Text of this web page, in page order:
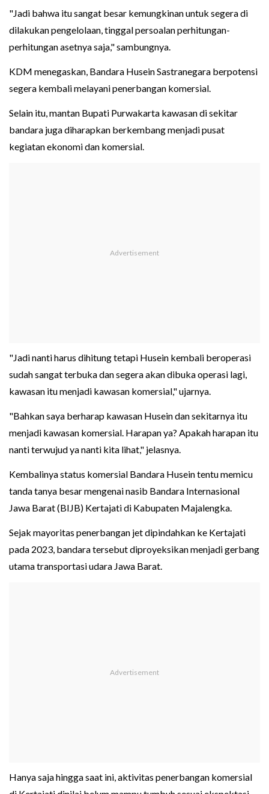
"Jadi bahwa itu sangat besar kemungkinan untuk segera di
dilakukan pengelolaan, tinggal persoalan perhitungan-
perhitungan asetnya saja," sambungnya.
KDM menegaskan, Bandara Husein Sastranegara berpotensi
segera kembali melayani penerbangan komersial.
Selain itu, mantan Bupati Purwakarta kawasan di sekitar
bandara juga diharapkan berkembang menjadi pusat
kegiatan ekonomi dan komersial.
"Jadi nanti harus dihitung tetapi Husein kembali beroperasi
sudah sangat terbuka dan segera akan dibuka operasi lagi,
kawasan itu menjadi kawasan komersial," ujarnya.
"Bahkan saya berharap kawasan Husein dan sekitarnya itu
menjadi kawasan komersial. Harapan ya? Apakah harapan itu
nanti terwujud ya nanti kita lihat," jelasnya.
Kembalinya status komersial Bandara Husein tentu memicu
tanda tanya besar mengenai nasib Bandara Internasional
Jawa Barat (BIJB) Kertajati di Kabupaten Majalengka.
Sejak mayoritas penerbangan jet dipindahkan ke Kertajati
pada 2023, bandara tersebut diproyeksikan menjadi gerbang
utama transportasi udara Jawa Barat.
Hanya saja hingga saat ini, aktivitas penerbangan komersial